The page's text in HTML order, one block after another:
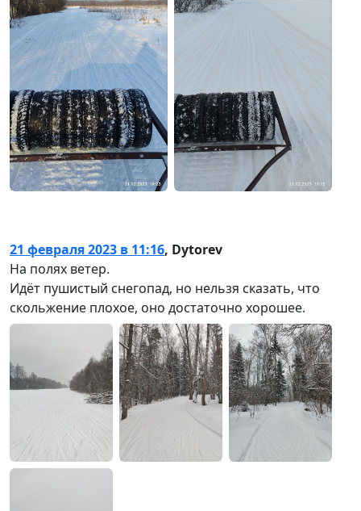
21 февраля 2023 в 11:16, Dytorev
На полях ветер.
Идёт пушистый снегопад, но нельзя сказать, что
скольжение плохое, оно достаточно хорошее.